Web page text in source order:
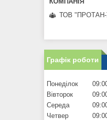
ТОВ "ПРОТАН-
Графік роботи
Понеділок
Вівторок
Середа
Четвер